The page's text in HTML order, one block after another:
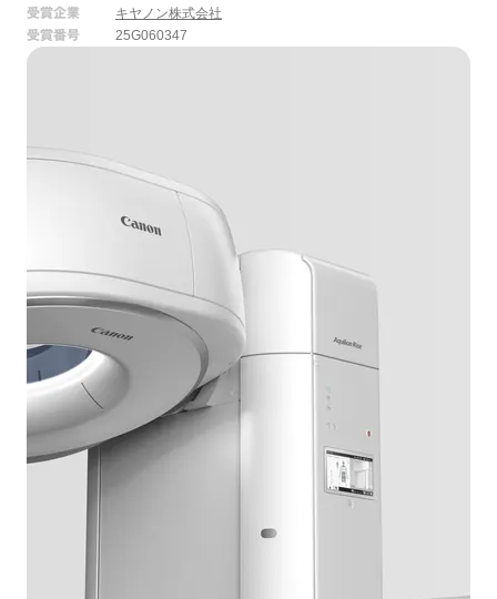
受賞企業
キヤノン株式会社
受賞番号
25G060347